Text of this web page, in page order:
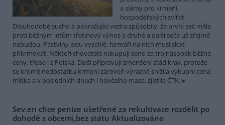
a slámy pro krmení
hospodářských zvířat.
Dlouhodobé sucho a pokračující vedra způsobily, že první seč měla
proti běžným letům třetinový výnos a druhé a další seče už zřejmě
nebudou. Pastviny jsou vyschlé, farmáři na nich musí skot
přikrmovat. Někteří chovatelé nakupují seno za trojnásobek běžné
ceny, třeba i z Polska. Další připravují zmenšení stád krav, protože
se kromě nedostatku krmení zároveň výrazně snížila výkupní cena
mléka a v posledních dnech i hovězího masa, zjistila ČTK.
Sev.en chce peníze ušetřené za rekultivace rozdělit po
dohodě s obcemi,bez státu Aktualizováno